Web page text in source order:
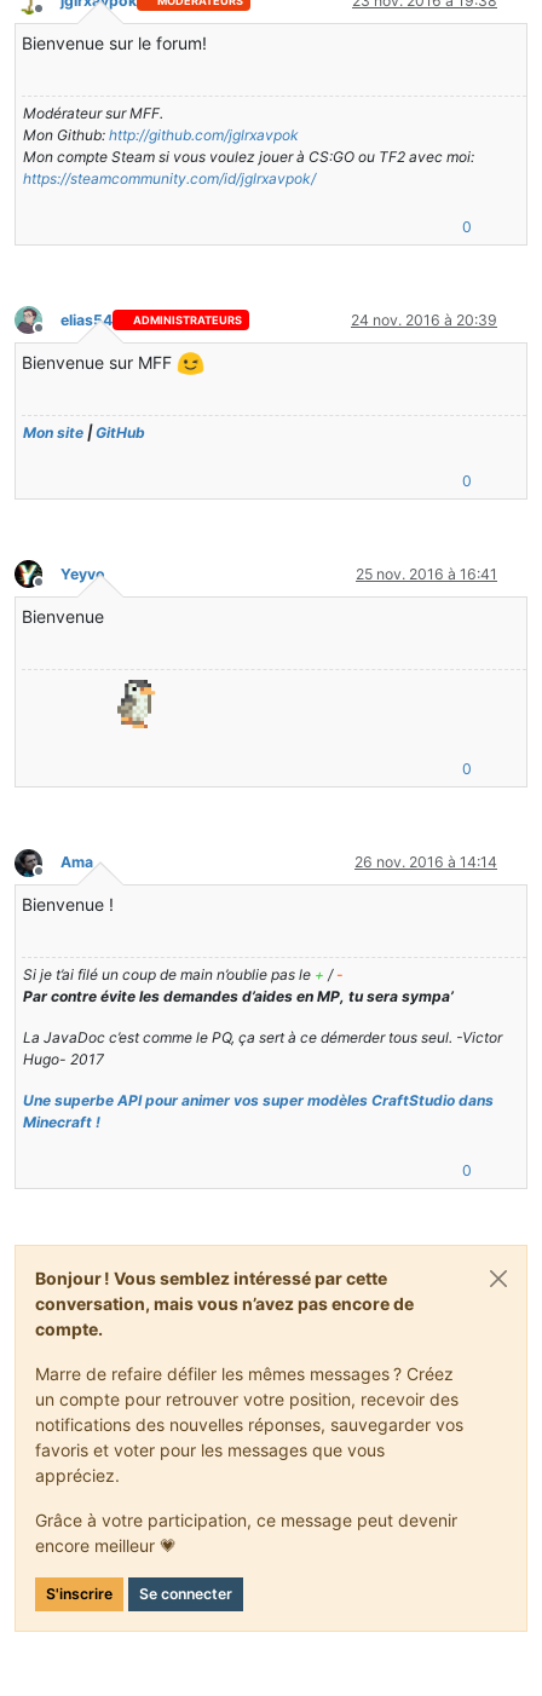
Hors-ligne
Bienvenue sur le forum!
Modérateur sur MFF.
Mon Github: http://github.com/jglrxavpok
Mon compte Steam si vous voulez jouer à CS:GO ou TF2 avec moi:
https://steamcommunity.com/id/jglrxavpok/
0
Hors-ligne
elias54 ADMINISTRATEURS 24 nov. 2016 à 20:39
Bienvenue sur MFF
Mon site |GitHub
0
Hors-ligne
Yeyvo 25 nov. 2016 à 16:41
Bienvenue
0
Hors-ligne
Ama 26 nov. 2016 à 14:14
Bienvenue !
Si je t’ai filé un coup de main n’oublie pas le + / -
Par contre évite les demandes d’aides en MP, tu sera sympa’
La JavaDoc c’est comme le PQ, ça sert à ce démerder tous seul. -Victor
Hugo- 2017
Une superbe API pour animer vos super modèles CraftStudio dans
Minecraft !
0
Bonjour ! Vous semblez intéressé par cette
conversation, mais vous n’avez pas encore de
compte.
Marre de refaire défiler les mêmes messages ? Créez
un compte pour retrouver votre position, recevoir des
notifications des nouvelles réponses, sauvegarder vos
favoris et voter pour les messages que vous
appréciez.
Grâce à votre participation, ce message peut devenir
encore meilleur 💗
S'inscrire Se connecter